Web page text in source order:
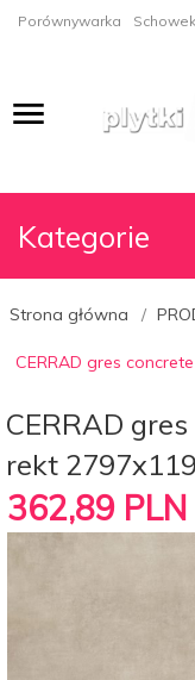
Porównywarka Schowek
Kategorie
Strona główna
CERRAD gres
CERRAD
rekt
362,89 PLN